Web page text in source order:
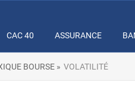
CAC 40 ASSURANCE
BOURSE » VOLATILITÉ